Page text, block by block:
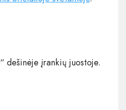
dešinėje įrankių juostoje.